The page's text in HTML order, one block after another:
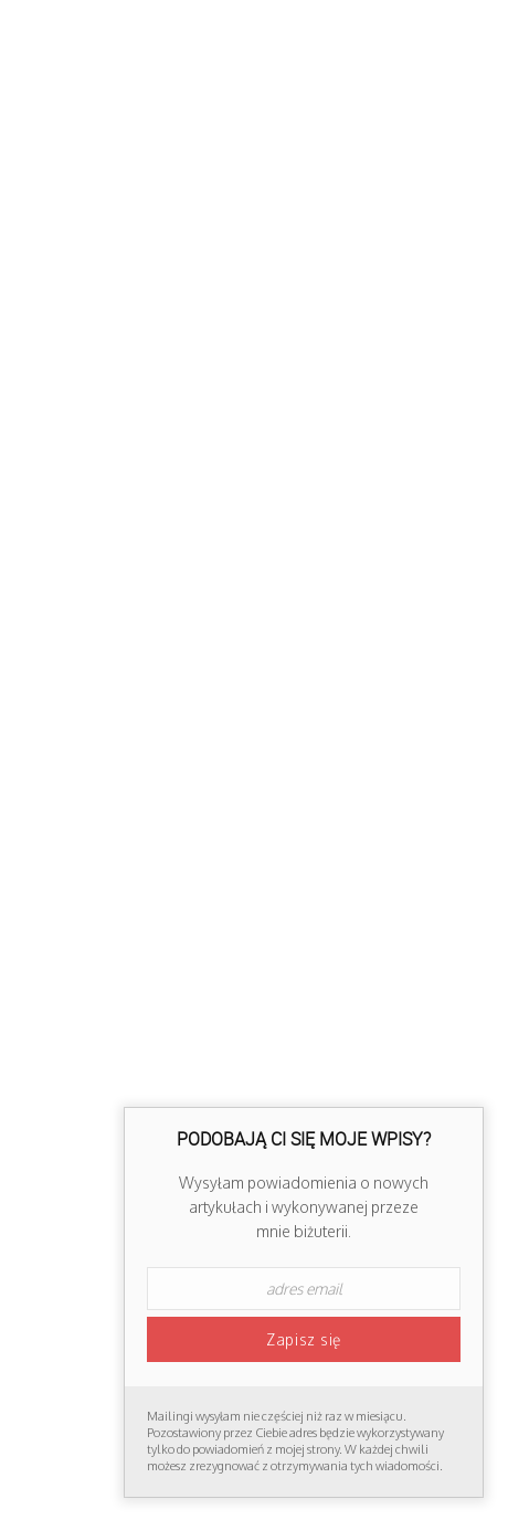
PODOBAJĄ CI SIĘ MOJE WPISY?
Wysyłam powiadomienia o nowych
artykułach i wykonywanej przeze
mnie biżuterii.
Mailingi wysyłam nie częściej niż raz w miesiącu.
Pozostawiony przez Ciebie adres będzie wykorzystywany
tylko do powiadomień z mojej strony. W każdej chwili
możesz zrezygnować z otrzymywania tych wiadomości.